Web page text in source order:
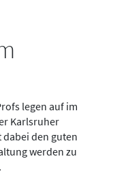
legen auf im
Karlsruher
den guten
werden zu